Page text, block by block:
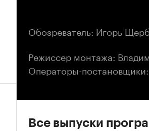
Обозреватель: Игорь
Режиссер монтажа:
Операторы-
Все выпуски